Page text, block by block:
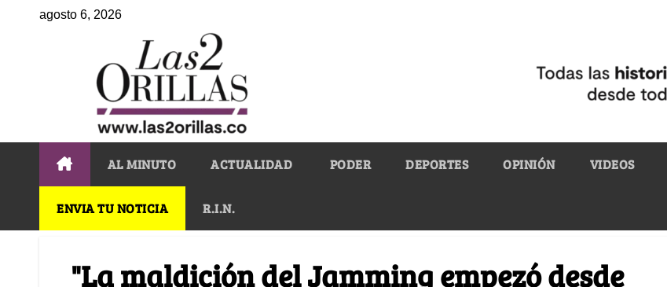
agosto 6, 2026
AL MINUTO ACTUALIDAD PODER DEPORTES OPINIÓN VIDEOS
ENVIA TU NOTICIA R.I.N.
"La maldición del Jamming empezó desde